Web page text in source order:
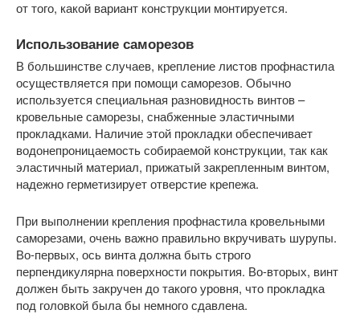
от того, какой вариант конструкции монтируется.
Использование саморезов
В большинстве случаев, крепление листов профнастила
осуществляется при помощи саморезов. Обычно
используется специальная разновидность винтов –
кровельные саморезы, снабженные эластичными
прокладками. Наличие этой прокладки обеспечивает
водонепроницаемость собираемой конструкции, так как
эластичный материал, прижатый закрепленным винтом,
надежно герметизирует отверстие крепежа.
При выполнении крепления профнастила кровельными
саморезами, очень важно правильно вкручивать шурупы.
Во-первых, ось винта должна быть строго
перпендикулярна поверхности покрытия. Во-вторых, винт
должен быть закручен до такого уровня, что прокладка
под головкой была бы немного сдавлена.